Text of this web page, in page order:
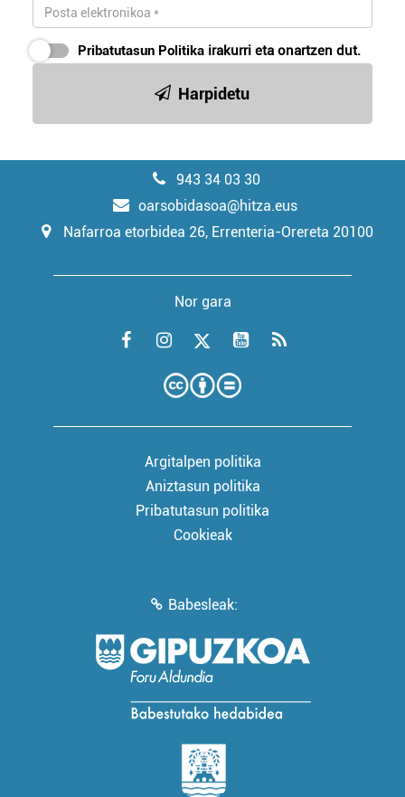
Pribatutasun Politika irakurri eta onartzen dut.
Harpidetu
943 34 03 30
oarsobidasoa@hitza.eus
Nafarroa etorbidea 26, Errenteria-Orereta 20100
Nor gara
Argitalpen politika
Aniztasun politika
Pribatutasun politika
Cookieak
Babesleak: